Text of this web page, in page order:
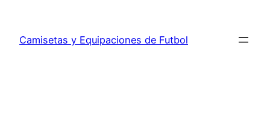
contenido
Camisetas y Equipaciones de Futbol